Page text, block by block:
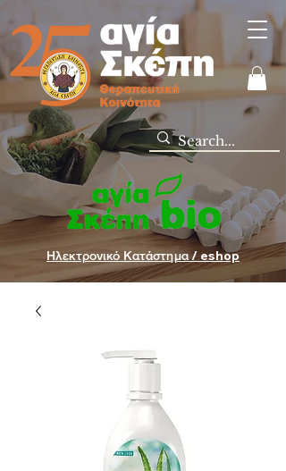
Ηλεκτρονικό Κατάστημα / eshop